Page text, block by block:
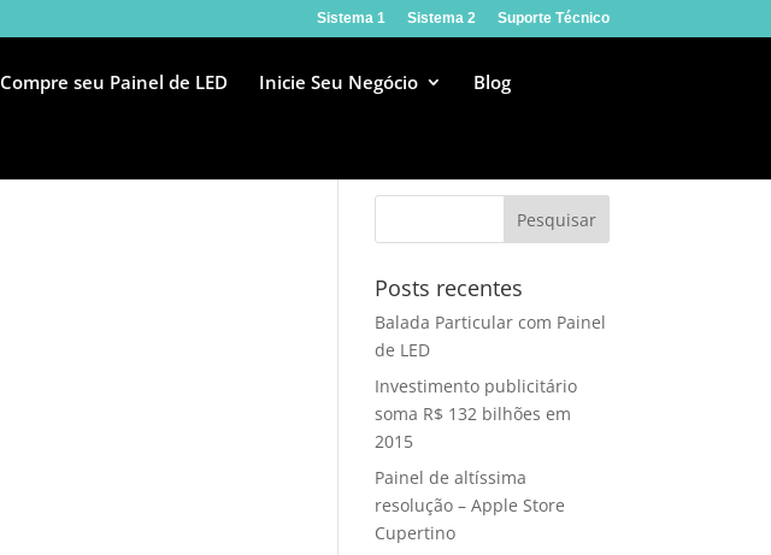
Sistema 1 Sistema 2 Suporte Técnico
Compre seu Painel de LED Inicie Seu Negócio Blog
Posts recentes
Balada Particular com Painel
de LED
Investimento publicitário
soma R$ 132 bilhões em
2015
Painel de altíssima
resolução – Apple Store
Cupertino